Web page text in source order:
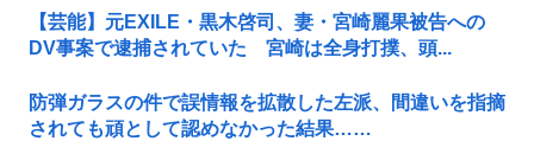
【芸能】元EXILE・黒木啓司、妻・宮崎麗果被告への
DV事案で逮捕されていた 宮崎は全身打撲、頭...
防弾ガラスの件で誤情報を拡散した左派、間違いを指摘
されても頑として認めなかった結果……